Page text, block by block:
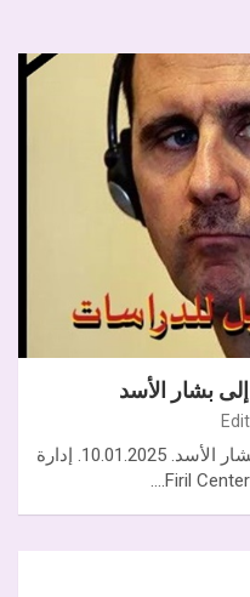
بشار الأسد
رسالة مركز فيريل للدراسات إلى بشار الأسد. 10.01.2025. إدارة